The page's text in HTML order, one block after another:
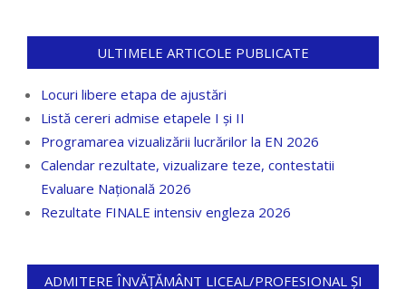
ULTIMELE ARTICOLE PUBLICATE
Locuri libere etapa de ajustări
Listă cereri admise etapele I și II
Programarea vizualizării lucrărilor la EN 2026
Calendar rezultate, vizualizare teze, contestatii
Evaluare Națională 2026
Rezultate FINALE intensiv engleza 2026
ADMITERE ÎNVĂȚĂMÂNT LICEAL/PROFESIONAL ȘI